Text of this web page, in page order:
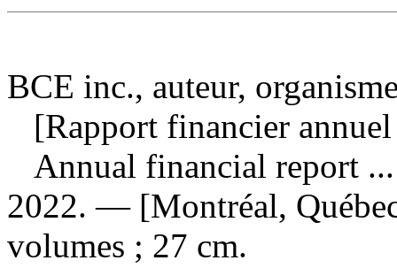
BCE inc., auteur,
[Rapport financier
Annual financial report
2022. — [Montréal,
volumes ; 27 cm.